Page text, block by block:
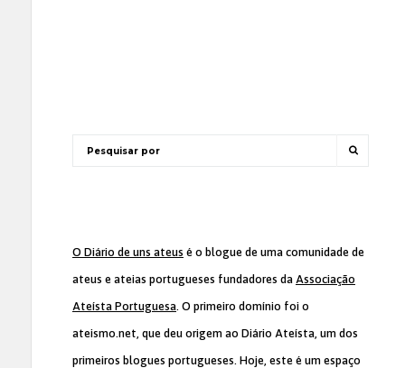
O Diário de uns ateus é o blogue de uma comunidade de
ateus e ateias portugueses fundadores da Associação
Ateísta Portuguesa. O primeiro domínio foi o
ateismo.net, que deu origem ao Diário Ateísta, um dos
primeiros blogues portugueses. Hoje, este é um espaço